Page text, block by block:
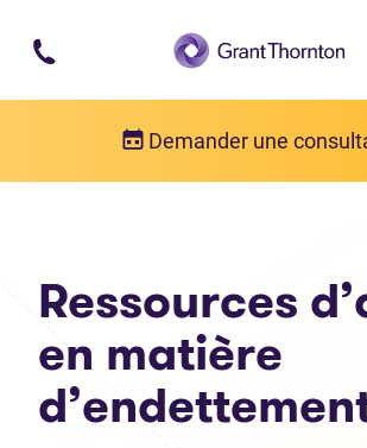
Passer au contenu principal
Demander une
Ressources
en matière